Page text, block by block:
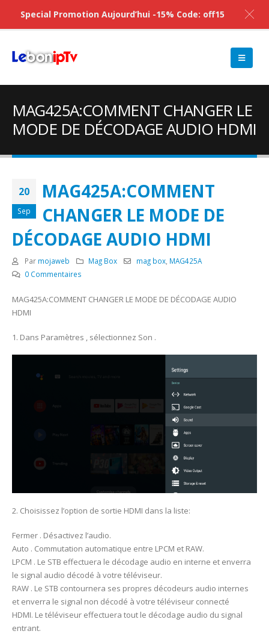
MAG425A:COMMENT CHANGER LE
MODE DE DÉCODAGE AUDIO HDMI
20
Sep
MAG425A:COMMENT
CHANGER LE MODE DE
DÉCODAGE AUDIO HDMI
Par mojaweb Mag Box mag box MAG425A
0 Commentaires
MAG425A:COMMENT CHANGER LE MODE DE DÉCODAGE AUDIO
HDMI
1. Dans Paramètres , sélectionnez Son .
2. Choisissez l’option de sortie HDMI dans la liste:
Fermer . Désactivez l’audio.
Auto . Commutation automatique entre LPCM et RAW.
LPCM . Le STB effectuera le décodage audio en interne et enverra
le signal audio décodé à votre téléviseur.
RAW . Le STB contournera ses propres décodeurs audio internes
et enverra le signal non décodé à votre téléviseur connecté
HDMI. Le téléviseur effectuera tout le décodage audio du signal
entrant.
Special Promotion Aujourd’hui -15% Code: off15